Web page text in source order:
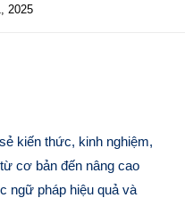
2025
kiến thức, kinh nghiệm,
cơ bản đến nâng cao
ngữ pháp hiệu quả và